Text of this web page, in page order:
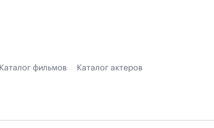
Каталог фильмов Каталог актеров